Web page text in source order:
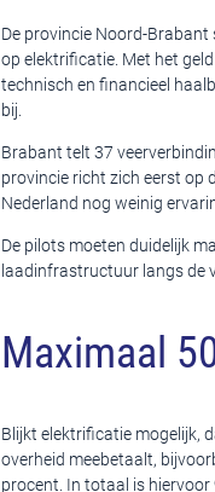
De provincie Noord-
op elektrificatie. Met het
technisch en financieel
bij.
Brabant telt 37
provincie richt zich eerst op
Nederland nog weinig
De pilots moeten duidelijk
laadinfrastructuur langs de
Maximaal
Blijkt elektrificatie mogelijk,
overheid meebetaalt,
procent. In totaal is hiervoor